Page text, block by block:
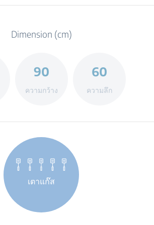
Dimension (cm)
90
ความกว้าง
60
ความลึก
เตาแก๊ส